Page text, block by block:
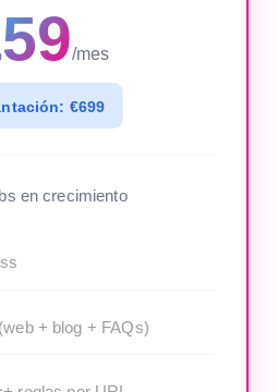
/mes
€699
en crecimiento
(web + blog + FAQs)